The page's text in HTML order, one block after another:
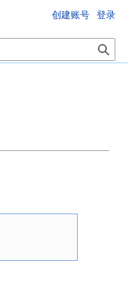
创建账号 登录